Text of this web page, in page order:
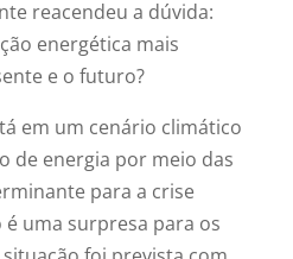
reacendeu a dúvida:
energética mais
e o futuro?
em um cenário climático
de energia por meio das
para a crise
é uma surpresa para os